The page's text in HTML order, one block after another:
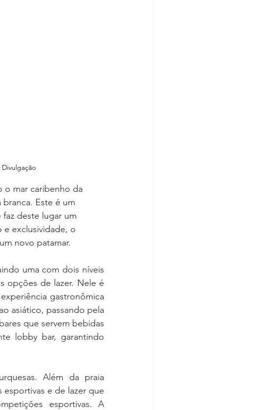
o mar caribenho da
branca. Este é um
deste lugar um
e exclusividade, o
novo patamar.
uma com dois níveis
opções de lazer. Nele é
gastronômica
asiático, passando pela
que servem bebidas
lobby bar, garantindo
Além da praia
e de lazer que
esportivas. A